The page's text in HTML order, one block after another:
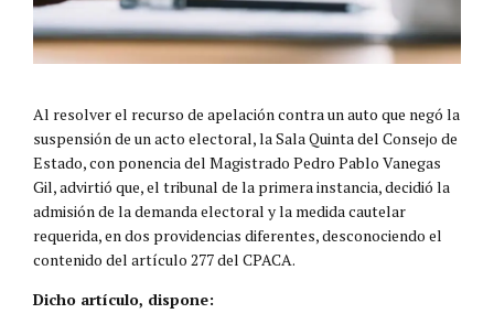
Al resolver el recurso de apelación contra un auto que negó la
suspensión de un acto electoral, la Sala Quinta del Consejo de
Estado, con ponencia del Magistrado Pedro Pablo Vanegas
Gil, advirtió que, el tribunal de la primera instancia, decidió la
admisión de la demanda electoral y la medida cautelar
requerida, en dos providencias diferentes, desconociendo el
contenido del artículo 277 del CPACA.
Dicho artículo, dispone: